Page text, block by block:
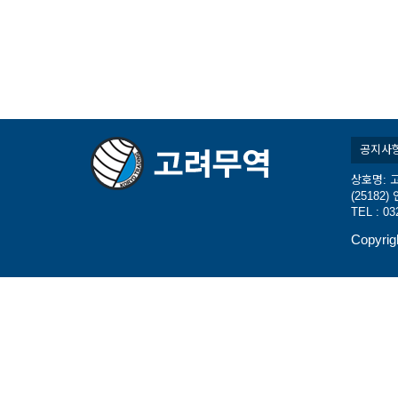
공지사
상호명:
(25182)
TEL :